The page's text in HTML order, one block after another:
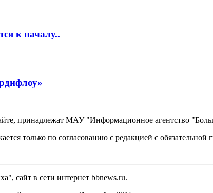
к началу..
принадлежат МАУ "Информационное агентство
только по согласованию с редакцией с
сайт в сети интернет bbnews.ru.